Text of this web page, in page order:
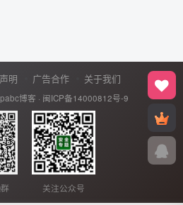
明 广告合作 关于我们
博客 · 闽ICP备14000812号-9
关注公众号